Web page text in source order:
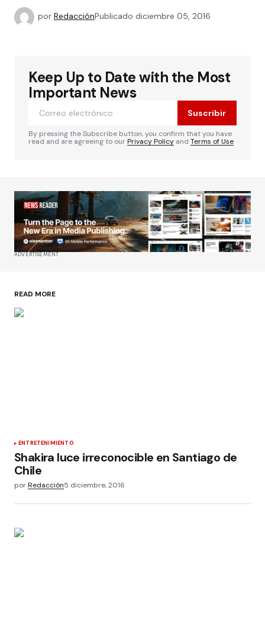
por RedacciónPublicado diciembre 05, 2016
Keep Up to Date with the Most
Important News
Suscribir
By pressing the Subscribe button, you confirm that you have
read and are agreeing to ourPrivacy Policy and Terms of Use
ADVERTISEMENT
READ MORE
ENTRETENIMIENTO
Shakira luce irreconocible en Santiago de
Chile
porRedacción5 diciembre, 2016